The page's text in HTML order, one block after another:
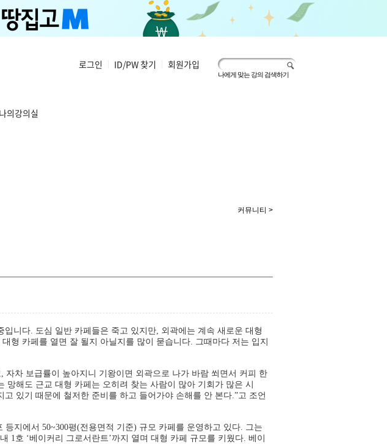
나의강의실
로그인 ID/PW 찾기 회원가입
나에게 맞는 강의 검색하기
커뮤니티 >
니다. 도심 일반 카페들은 죽고 있지만, 외곽에는 계속 새로운 대형
형 카페를 열면 잘 될지 아닐지를 많이 묻습니다. 그때마다 저는 입지
차 보급률이 높아지니 기왕이면 외곽으로 나가 바람 쐬면서 커피 한
해도 근교 대형 카페는 오히려 찾는 사람이 많아 기회가 많은 시
있기 때문에 철저한 준비를 하고 들어가야 손해를 안 본다.”고 조언
지에서 50~300평(전용면적 기준) 규모 카페를 운영하고 있다. 그는
호 ‘베이커리 그로서란트’까지 열며 대형 카페 규모를 키웠다. 베이